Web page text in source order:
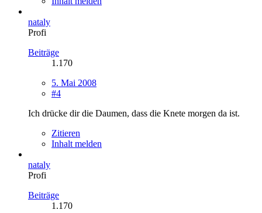
nataly
Profi
Beiträge
1.170
5. Mai 2008
#4
Ich drücke dir die Daumen, dass die Knete morgen da ist.
Zitieren
Inhalt melden
nataly
Profi
Beiträge
1.170